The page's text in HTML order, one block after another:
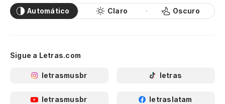
Automático Claro Oscuro
Sigue a Letras.com
letrasmusbr letras
letrasmusbr letraslatam